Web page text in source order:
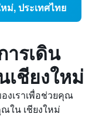
ม่, ประเทศไทย
ารเดิน
เชียงใหม่
งเราเพื่อช่วยคุณ
ใน เชียงใหม่